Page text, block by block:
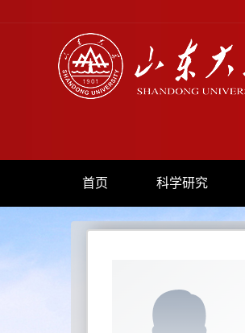
首页 科学研究